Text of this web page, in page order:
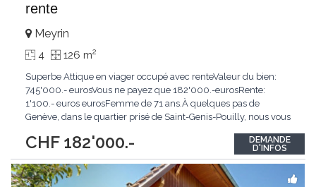
rente
CHF 182'000.-
Meyrin
4 126 m2
Superbe Attique en viager occupé avec renteValeur du bien:
745'000.- eurosVous ne payez que 182'000.-eurosRente:
1'100.- euros eurosFemme de 71 ans.À quelques pas de
Genève, dans le quartier prisé de Saint-Genis-Pouilly, nous vous
rente, une occasion unique pour un investissement patrimonial
sécurisé et de qualité.Description du bien...
DEMANDE
D'INFOS